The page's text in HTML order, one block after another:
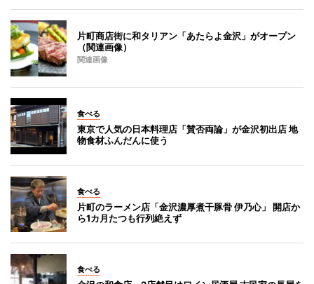
片町商店街に和タリアン「あたらよ金沢」がオープン
（関連画像）
関連画像
食べる
東京で人気の日本料理店「賛否両論」が金沢初出店 地
物食材ふんだんに使う
食べる
片町のラーメン店「金沢濃厚煮干豚骨 伊乃心」 開店か
ら1カ月たつも行列絶えず
食べる